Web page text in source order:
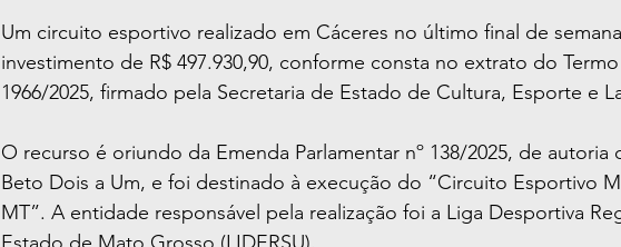
Um circuito esportivo realizado em Cáceres no último final de
investimento de R$ 497.930,90, conforme consta no extrato do
1966/2025, firmado pela Secretaria de Estado de Cultura, Esporte e
O recurso é oriundo da Emenda Parlamentar nº 138/2025, de autoria
Beto Dois a Um, e foi destinado à execução do “Circuito Esportivo
MT”. A entidade responsável pela realização foi a Liga Desportiva